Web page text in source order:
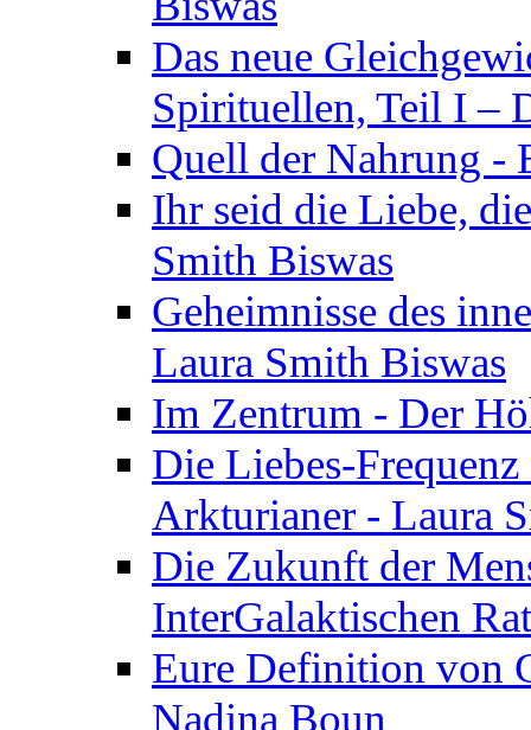
Das neue
Spirituellen, Teil I –
Quell der Nahrung -
Ihr seid die Liebe,
Smith Biswas
Geheimnisse des
Laura Smith Biswas
Im Zentrum - Der
Die Liebes-
Arkturianer - Laura
Die Zukunft der
InterGalaktischen
Eure Definition von
Nadina Boun